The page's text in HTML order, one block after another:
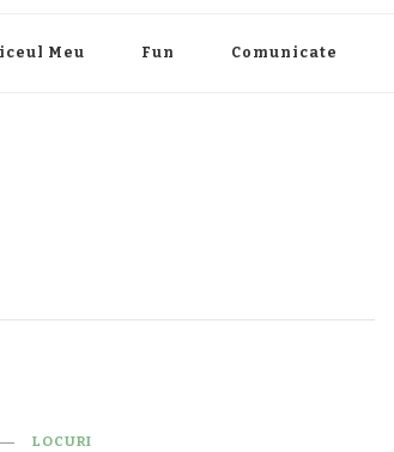
Meu Fun Comunicate
LOCURI